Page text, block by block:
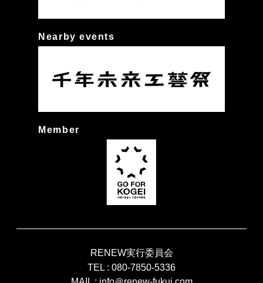
Nearby events
Member
RENEW実行委員会
TEL : 080-7850-5336